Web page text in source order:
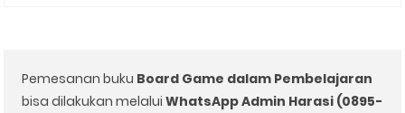
Pemesanan buku Board Game dalam Pembelajaran
bisa dilakukan melaluiWhatsApp Admin Harasi (0895-